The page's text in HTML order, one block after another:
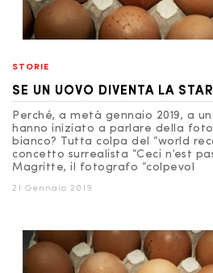
STORIE
SE UN UOVO DIVENTA LA
Perché, a metà gennaio 2019, a
hanno iniziato a parlare della
bianco? Tutta colpa del “world
concetto surrealista “Ceci n’est
Magritte, il fotografo “colpevol
21 Gennaio 2019